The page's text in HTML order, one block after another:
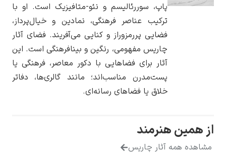
پرفروش‌ترین
پاپ، سوررئالیسم و نئو-متافیزیک است. او با
ترکیب عناصر فرهنگی، نمادین و خیال‌پرداز،
فضایی پررمزوراز و کنایی می‌آفریند. فضای آثار
چاریس مفهومی، رنگین و بینا‌فرهنگی است. این
آثار برای فضاهایی با دکور معاصر، فرهنگی یا
پست‌مدرن مناسب‌اند؛ مانند گالری‌ها، دفاتر
خلاق یا فضاهای رسانه‌ای.
هنرمند
همه آثار چاریس